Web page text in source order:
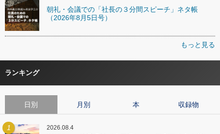
朝礼・会議での「社長の３分間スピーチ」ネタ帳
（2026年8月5日号）
もっと見る
ランキング
日別 月別 本 収録物
1 2026.08.4